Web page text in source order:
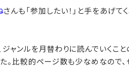
さんも「参加したい！」と手をあげて
ャンルを月替わりに読んでいくこ
た。比較的ページ数も少なめなので